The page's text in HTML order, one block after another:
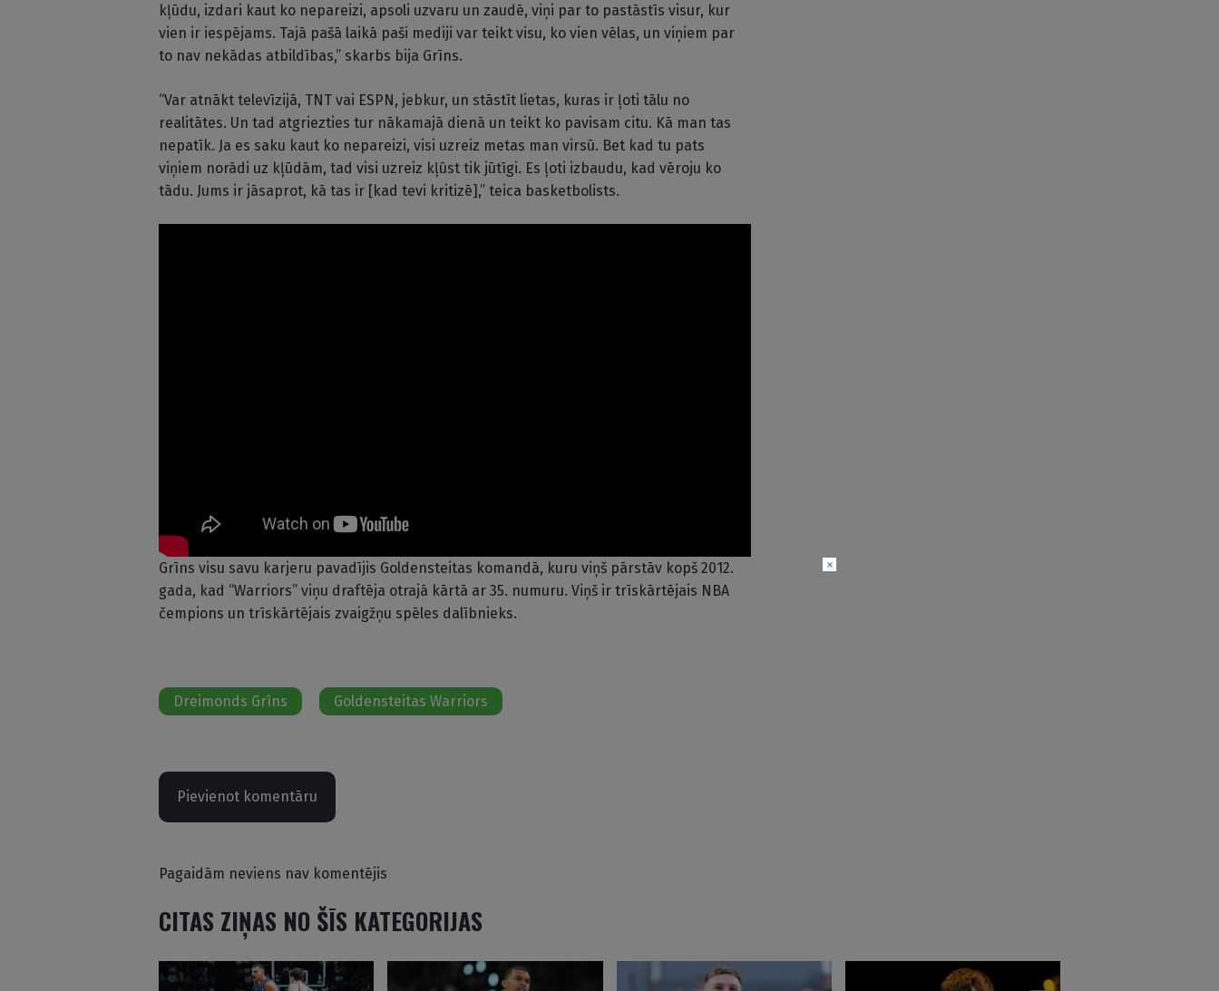
kļūdu, izdari kaut ko nepareizi, apsoli uzvaru un zaudē, viņi par to pastāstīs visur, kur
vien ir iespējams. Tajā pašā laikā paši mediji var teikt visu, ko vien vēlas, un viņiem par
to nav nekādas atbildības,” skarbs bija Grīns.
“Var atnākt televīzijā, TNT vai ESPN, jebkur, un stāstīt lietas, kuras ir ļoti tālu no
realitātes. Un tad atgriezties tur nākamajā dienā un teikt ko pavisam citu. Kā man tas
nepatīk. Ja es saku kaut ko nepareizi, visi uzreiz metas man virsū. Bet kad tu pats
viņiem norādi uz kļūdām, tad visi uzreiz kļūst tik jūtīgi. Es ļoti izbaudu, kad vēroju ko
tādu. Jums ir jāsaprot, kā tas ir [kad tevi kritizē],” teica basketbolists.
Grīns visu savu karjeru pavadījis Goldensteitas komandā, kuru viņš pārstāv kopš 2012.
gada, kad “Warriors” viņu draftēja otrajā kārtā ar 35. numuru. Viņš ir trīskārtējais NBA
čempions un trīskārtējais zvaigžņu spēles dalībnieks.
Dreimonds Grīns Goldensteitas Warriors
Pievienot komentāru
Pagaidām neviens nav komentējis
CITAS ZIŅAS NO ŠĪS KATEGORIJAS